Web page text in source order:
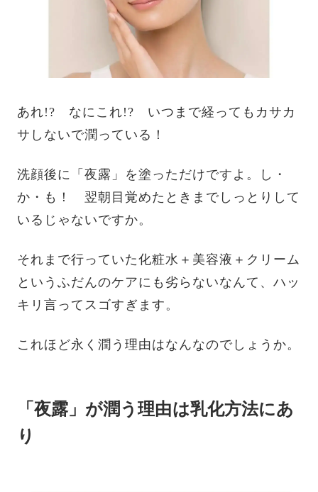
あれ!? なにこれ!? いつまで経ってもカサカ
サしないで潤っている！
洗顔後に「夜露」を塗っただけですよ。し・
か・も！ 翌朝目覚めたときまでしっとりして
いるじゃないですか。
それまで行っていた化粧水＋美容液＋クリーム
というふだんのケアにも劣らないなんて、ハッ
キリ言ってスゴすぎます。
これほど永く潤う理由はなんなのでしょうか。
「夜露」が潤う理由は乳化方法にあ
り